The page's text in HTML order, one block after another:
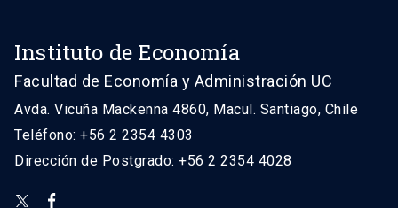
Instituto de Economía
Facultad de Economía y Administración UC
Avda. Vicuña Mackenna 4860, Macul. Santiago, Chile
Teléfono: +56 2 2354 4303
Dirección de Postgrado: +56 2 2354 4028